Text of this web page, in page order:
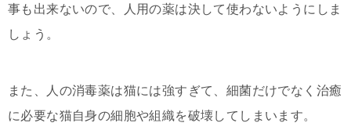
事も出来ないので、人用の薬は決して使わないようにしま
しょう。
また、人の消毒薬は猫には強すぎて、細菌だけでなく治癒
に必要な猫自身の細胞や組織を破壊してしまいます。